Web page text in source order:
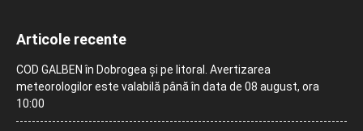
Articole recente
COD GALBEN în Dobrogea și pe litoral. Avertizarea
meteorologilor este valabilă până în data de 08 august, ora
10:00